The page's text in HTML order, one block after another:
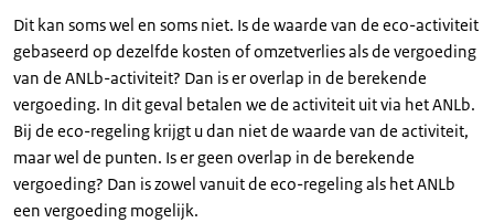
Dit kan soms wel en soms niet. Is de waarde van de eco-activiteit
gebaseerd op dezelfde kosten of omzetverlies als de vergoeding
van de ANLb-activiteit? Dan is er overlap in de berekende
vergoeding. In dit geval betalen we de activiteit uit via het ANLb.
Bij de eco-regeling krijgt u dan niet de waarde van de activiteit,
maar wel de punten. Is er geen overlap in de berekende
vergoeding? Dan is zowel vanuit de eco-regeling als het ANLb
een vergoeding mogelijk.